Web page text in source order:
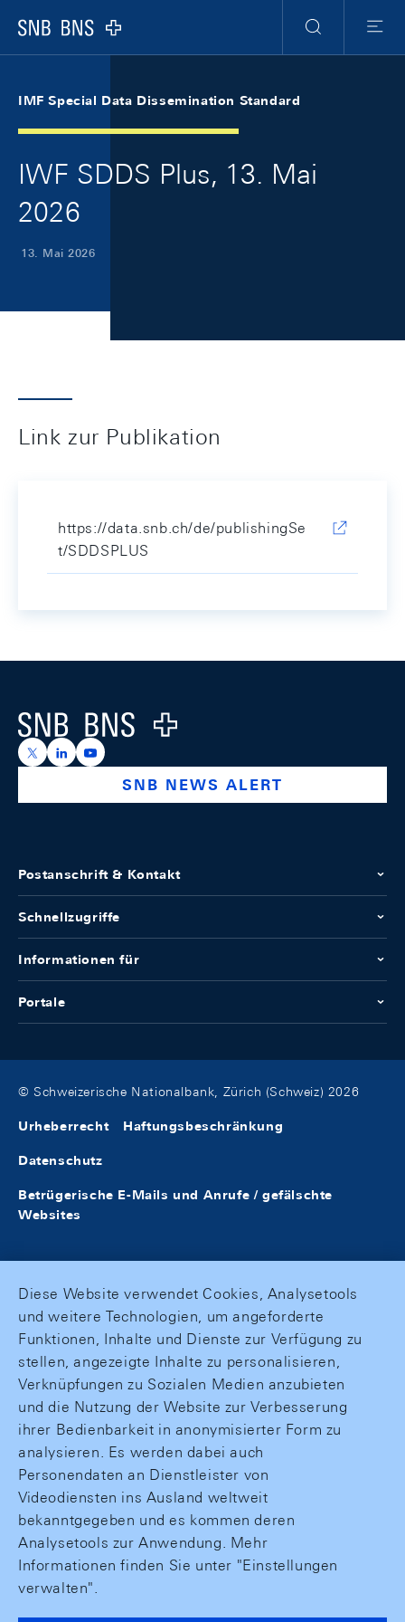
Logo
Suche
Menu
IMF Special Data Dissemination Standard
IWF SDDS Plus, 13. Mai
2026
13. Mai 2026
Link zur Publikation
https://data.snb.ch/de/publishingSe
t/SDDSPLUS
Logo
https://x.com/snb_bns
https://ch.linkedin.com/company/swiss-national-
https://www.youtube.com/@swissnationalbank
SNB NEWS ALERT
Postanschrift & Kontakt
Schnellzugriffe
Informationen für
Portale
© Schweizerische Nationalbank, Zürich (Schweiz) 2026
Urheberrecht Haftungsbeschränkung
Datenschutz
Betrügerische E-Mails und Anrufe / gefälschte
Websites
Diese Website verwendet Cookies, Analysetools
und weitere Technologien, um angeforderte
Funktionen, Inhalte und Dienste zur Verfügung zu
stellen, angezeigte Inhalte zu personalisieren,
Verknüpfungen zu Sozialen Medien anzubieten
und die Nutzung der Website zur Verbesserung
ihrer Bedienbarkeit in anonymisierter Form zu
analysieren. Es werden dabei auch
Personendaten an Dienstleister von
Videodiensten ins Ausland weltweit
bekanntgegeben und es kommen deren
Analysetools zur Anwendung. Mehr
Informationen finden Sie unter "Einstellungen
verwalten".